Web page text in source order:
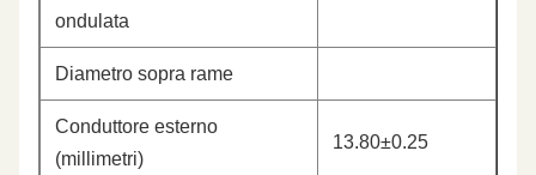
ondulata
Diametro sopra rame
Conduttore esterno
(millimetri)
13.80±0.25